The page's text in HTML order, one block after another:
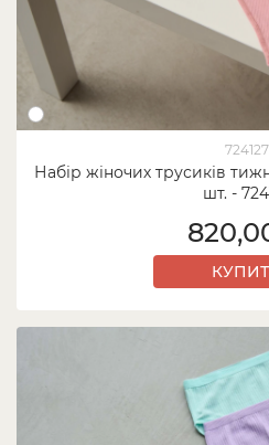
724127
Набір жіночих трусиків
шт. -